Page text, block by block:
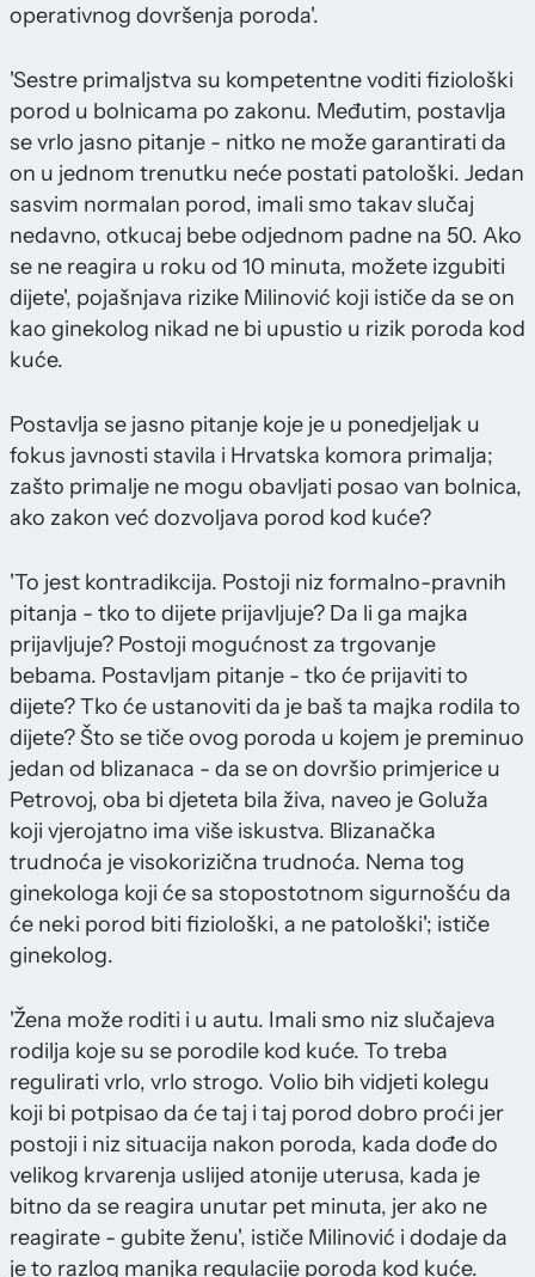
operativnog dovršenja poroda'.
'Sestre primaljstva su kompetentne voditi fiziološki
porod u bolnicama po zakonu. Međutim, postavlja
se vrlo jasno pitanje - nitko ne može garantirati da
on u jednom trenutku neće postati patološki. Jedan
sasvim normalan porod, imali smo takav slučaj
nedavno, otkucaj bebe odjednom padne na 50. Ako
se ne reagira u roku od 10 minuta, možete izgubiti
dijete', pojašnjava rizike Milinović koji ističe da se on
kao ginekolog nikad ne bi upustio u rizik poroda kod
kuće.
Postavlja se jasno pitanje koje je u ponedjeljak u
fokus javnosti stavila i Hrvatska komora primalja;
zašto primalje ne mogu obavljati posao van bolnica,
ako zakon već dozvoljava porod kod kuće?
'To jest kontradikcija. Postoji niz formalno-pravnih
pitanja - tko to dijete prijavljuje? Da li ga majka
prijavljuje? Postoji mogućnost za trgovanje
bebama. Postavljam pitanje - tko će prijaviti to
dijete? Tko će ustanoviti da je baš ta majka rodila to
dijete? Što se tiče ovog poroda u kojem je preminuo
jedan od blizanaca - da se on dovršio primjerice u
Petrovoj, oba bi djeteta bila živa, naveo je Goluža
koji vjerojatno ima više iskustva. Blizanačka
trudnoća je visokorizična trudnoća. Nema tog
ginekologa koji će sa stopostotnom sigurnošću da
će neki porod biti fiziološki, a ne patološki'; ističe
ginekolog.
'Žena može roditi i u autu. Imali smo niz slučajeva
rodilja koje su se porodile kod kuće. To treba
regulirati vrlo, vrlo strogo. Volio bih vidjeti kolegu
koji bi potpisao da će taj i taj porod dobro proći jer
postoji i niz situacija nakon poroda, kada dođe do
velikog krvarenja uslijed atonije uterusa, kada je
bitno da se reagira unutar pet minuta, jer ako ne
reagirate - gubite ženu', ističe Milinović i dodaje da
je to razlog manjka regulacije poroda kod kuće.